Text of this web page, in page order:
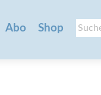
Suche
nach:
Abo Shop